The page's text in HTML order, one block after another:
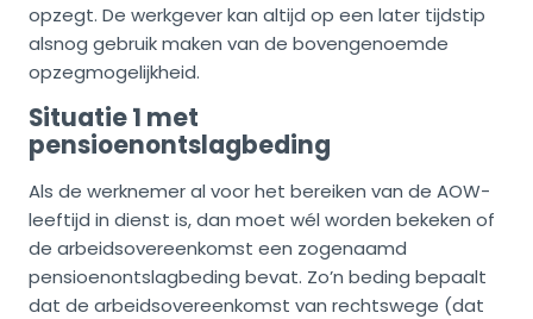
opzegt. De werkgever kan altijd op een later tijdstip
alsnog gebruik maken van de bovengenoemde
opzegmogelijkheid.
Situatie 1 met
pensioenontslagbeding
Als de werknemer al voor het bereiken van de AOW-
leeftijd in dienst is, dan moet wél worden bekeken of
de arbeidsovereenkomst een zogenaamd
pensioenontslagbeding bevat. Zo’n beding bepaalt
dat de arbeidsovereenkomst van rechtswege (dat